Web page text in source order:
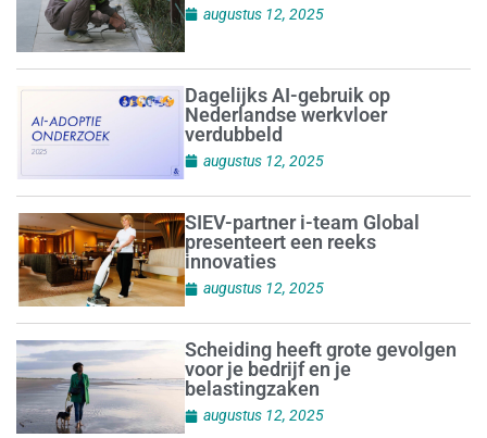
augustus 12, 2025
Dagelijks AI-gebruik op
Nederlandse werkvloer
verdubbeld
augustus 12, 2025
SIEV-partner i-team Global
presenteert een reeks
innovaties
augustus 12, 2025
Scheiding heeft grote gevolgen
voor je bedrijf en je
belastingzaken
augustus 12, 2025